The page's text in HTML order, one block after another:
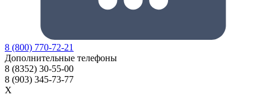
8 (800) 770-72-21
Дополнительные телефоны
8 (8352) 30-55-00
8 (903) 345-73-77
X